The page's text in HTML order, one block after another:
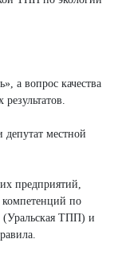
а вопрос качества
местной
предприятий,
по
(Уральская ТПП) и